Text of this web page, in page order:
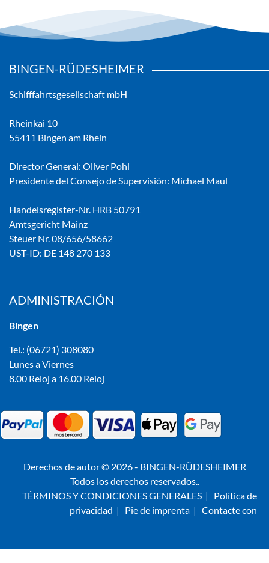
BINGEN-RÜDESHEIMER
Schifffahrtsgesellschaft mbH
Rheinkai 10
55411 Bingen am Rhein
Director General: Oliver Pohl
Presidente del Consejo de Supervisión: Michael Maul
Handelsregister-Nr. HRB 50791
Amtsgericht Mainz
Steuer Nr. 08/656/58662
UST-ID: DE 148 270 133
ADMINISTRACIÓN
Bingen
Tel.: (06721) 308080
Lunes a Viernes
8.00 Reloj a 16.00 Reloj
Derechos de autor © 2026 - BINGEN-RÜDESHEIMER
Todos los derechos reservados..
TÉRMINOS Y CONDICIONES GENERALES | Política de
privacidad | Pie de imprenta | Contacte con